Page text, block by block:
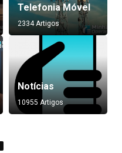
Telefonia Móvel
2334 Artigos
Notícias
10955 Artigos